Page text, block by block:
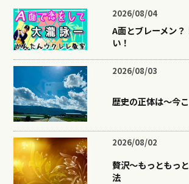
2026/08/04
A面とブレーメン？
い！
2026/08/03
歴史の正体は〜今こ
2026/08/02
贅沢〜もっともっ
法